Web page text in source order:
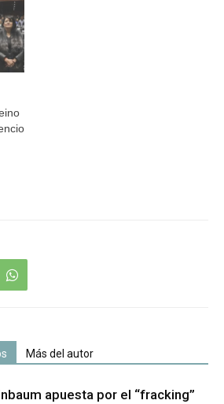
Más del autor
apuesta por el “fracking”